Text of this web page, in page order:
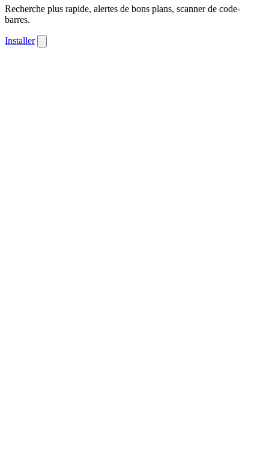
Recherche plus rapide, alertes de bons plans, scanner de code-
barres.
Installer